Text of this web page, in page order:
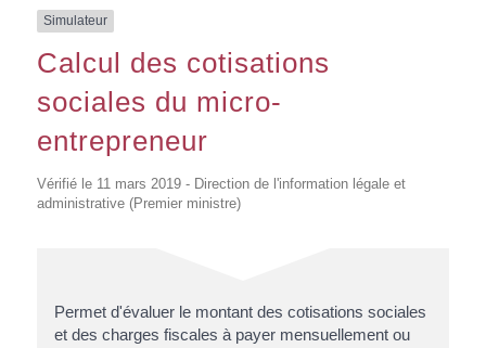
Simulateur
Calcul des cotisations
sociales du micro-
entrepreneur
Vérifié le 11 mars 2019 - Direction de l'information légale et
administrative (Premier ministre)
Permet d'évaluer le montant des cotisations sociales
et des charges fiscales à payer mensuellement ou